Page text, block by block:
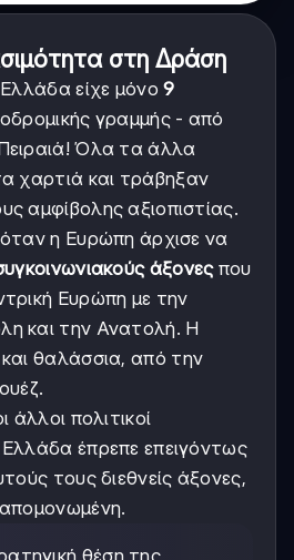
στη Δράση
είχε μόνο9
γραμμής - από
Όλα τα άλλα
χαρτιά και τράβηξαν
αμφίβολης αξιοπιστίας.
η Ευρώπη άρχισε να
άξονεςπου
Ευρώπη με την
και την Ανατολή. Η
θαλάσσια, από την
άλλοι πολιτικοί
έπρεπε επειγόντως
τους διεθνείς άξονες,